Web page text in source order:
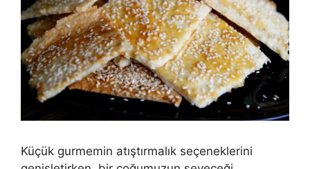
Küçük gurmemin atıştırmalık seçeneklerini